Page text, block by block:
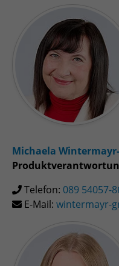
Michaela
Telefon: 089 54057-
E-Mail: wintermayr-
Admin-
Name
Anbieter PHP
Laufzeit Session